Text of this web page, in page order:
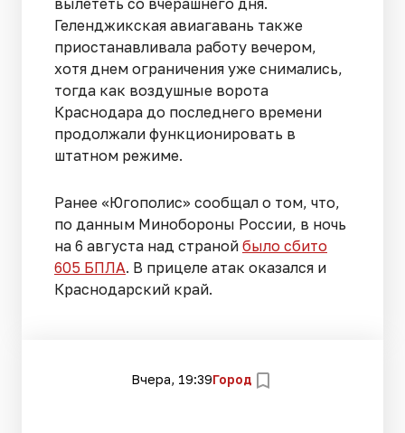
Геленджикская авиагавань также
приостанавливала работу вечером,
хотя днем ограничения уже снимались,
тогда как воздушные ворота
Краснодара до последнего времени
продолжали функционировать в
штатном режиме.
Ранее «Югополис» сообщал о том, что,
по данным Минобороны России, в ночь
на 6 августа над страной было сбито
605 БПЛА. В прицеле атак оказался и
Краснодарский край.
Вчера, 19:39Город